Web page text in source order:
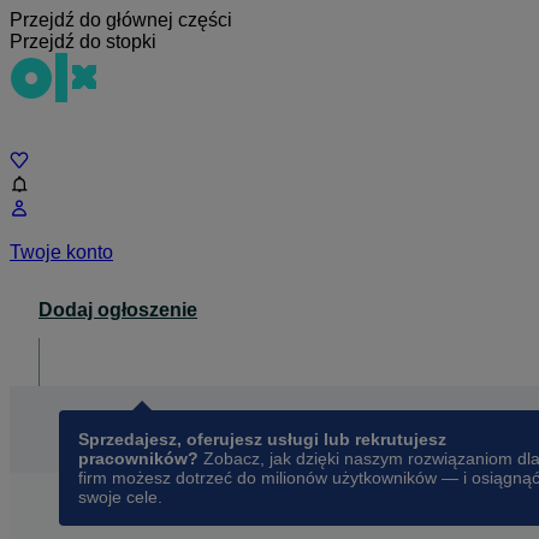
Przejdź do głównej części
Przejdź do stopki
Twoje konto
Dodaj ogłoszenie
Sprzedajesz, oferujesz usługi lub rekrutujesz
pracowników? Zobacz, jak dzięki naszym rozwiązaniom dla
firm możesz dotrzeć do milionów użytkowników — i osiągnąć
swoje cele.